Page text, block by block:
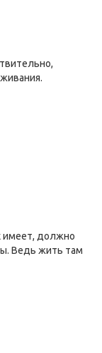
имеет, должно
Ведь жить там